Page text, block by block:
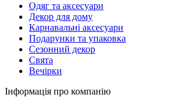
Oдяг та аксесуари
Декор для дому
Карнавальні аксесуари
Подарунки та упаковка
Сезонний декор
Свята
Вечірки
Інформація про компанію